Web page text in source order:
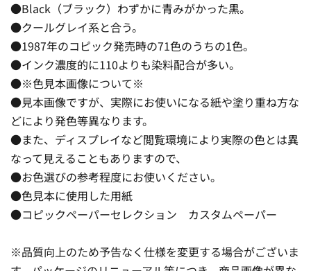
●Black（ブラック）わずかに青みがかった黒。
●クールグレイ系と合う。
●1987年のコピック発売時の71色のうちの1色。
●インク濃度的に110よりも染料配合が多い。
●※色見本画像について※
●見本画像ですが、実際にお使いになる紙や塗り重ね方な
どにより発色等異なります。
●また、ディスプレイなど閲覧環境により実際の色とは異
なって見えることもありますので、
●お色選びの参考程度にお使いください。
●色見本に使用した用紙
●コピックペーパーセレクション カスタムペーパー
※品質向上のため予告なく仕様を変更する場合がございま